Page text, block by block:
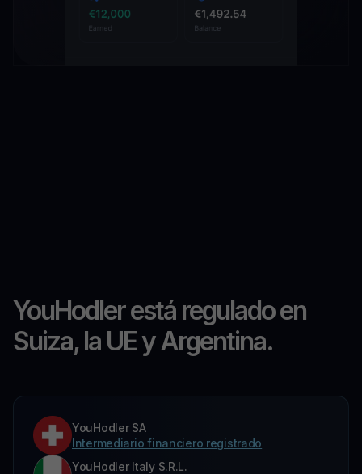
YouHodler está regulado en
Suiza, la UE y Argentina.
YouHodler SA
Intermediario financiero registrado
YouHodler Italy S.R.L.